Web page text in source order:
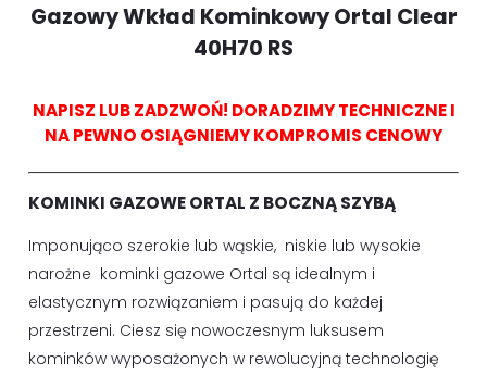
Gazowy Wkład Kominkowy Ortal Clear
40H70 RS
NAPISZ LUB ZADZWOŃ! DORADZIMY TECHNICZNE I
NA PEWNO OSIĄGNIEMY KOMPROMIS CENOWY
KOMINKI GAZOWE ORTAL Z BOCZNĄ SZYBĄ
Imponująco szerokie lub wąskie, niskie lub wysokie
narożne kominki gazowe Ortal są idealnym i
elastycznym rozwiązaniem i pasują do każdej
przestrzeni. Ciesz się nowoczesnym luksusem
kominków wyposażonych w rewolucyjną technologię